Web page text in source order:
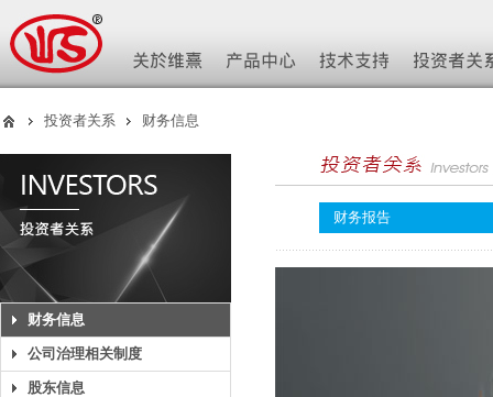
投资者关系 财务信息
财务信息
公司治理相关制度
股东信息
财务报告